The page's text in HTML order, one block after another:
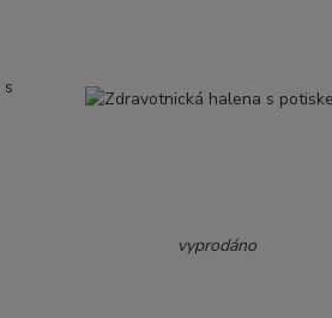
vyprodáno